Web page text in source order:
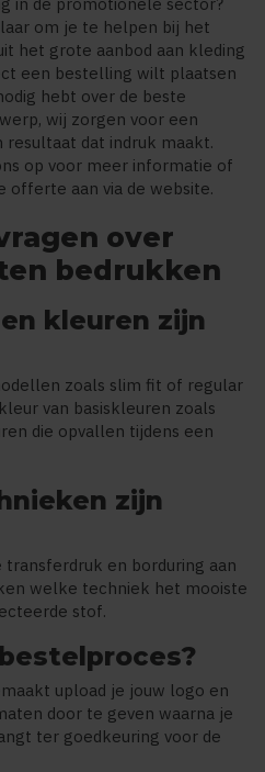
om je te helpen bij het
het grote aanbod aan kleding
een bestelling wilt plaatsen
hebt over de beste
wij zorgen voor een
dat indruk maakt.
op voor meer informatie of
offerte aan via de website.
over
bedrukken
kleuren zijn
zoals slim fit of regular
van basiskleuren zoals
die opvallen tijdens een
zijn
en borduring aan
welke techniek het mooiste
stof.
upload je jouw logo en
door te geven waarna je
ter goedkeuring voor de